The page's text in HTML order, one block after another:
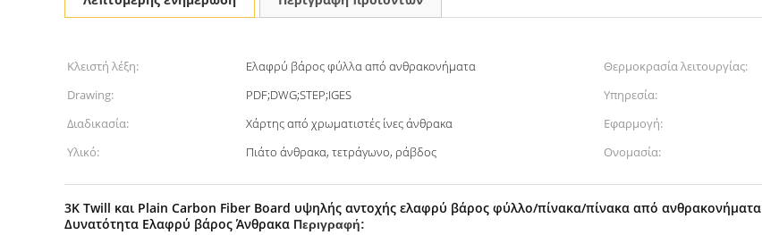
Κλειστή λέξη: Ελαφρύ βάρος φύλλα από ανθρακονήματα Θερμοκρασία λειτουργίας:
Drawing:
PDF;DWG;STEP;IGES Υπηρεσία:
Διαδικασία:
Χάρτης από χρωματιστές ίνες άνθρακα Εφαρμογή:
Υλικό:
Πιάτο άνθρακα, τετράγωνο, ράβδος Ονομασία:
3K Twill και Plain Carbon Fiber Board υψηλής αντοχής ελαφρύ βάρος φύλλο/πίνακα/πίνακα από ανθρακονήματα
Δυνατότητα Ελαφρύ βάρος Άνθρακα Περιγραφή: